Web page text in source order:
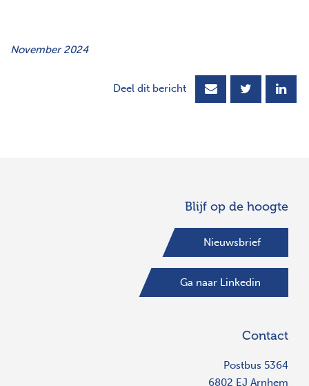
November 2024
Deel dit bericht
Blijf op de hoogte
Nieuwsbrief
Ga naar Linkedin
Contact
Postbus 5364
6802 EJ Arnhem